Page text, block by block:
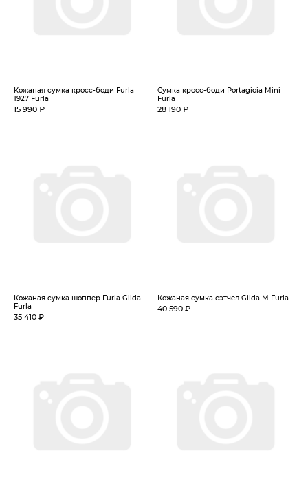
Кожаная сумка кросс-боди Furla
1927 Furla
15 990 ₽
Сумка кросс-боди Portagioia Mini
Furla
28 190 ₽
Кожаная сумка шоппер Furla Gilda
Furla
35 410 ₽
Кожаная сумка сэтчел Gilda M Furla
40 590 ₽